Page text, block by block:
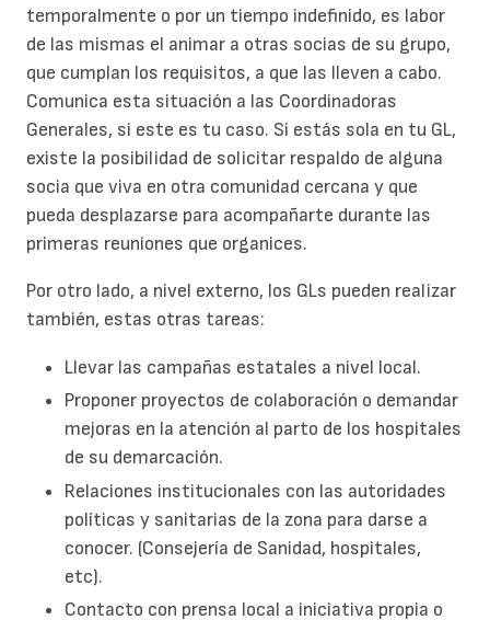
temporalmente o por un tiempo indefinido, es labor
de las mismas el animar a otras socias de su grupo,
que cumplan los requisitos, a que las lleven a cabo.
Comunica esta situación a las Coordinadoras
Generales, si este es tu caso. Si estás sola en tu GL,
existe la posibilidad de solicitar respaldo de alguna
socia que viva en otra comunidad cercana y que
pueda desplazarse para acompañarte durante las
primeras reuniones que organices.
Por otro lado, a nivel externo, los GLs pueden realizar
también, estas otras tareas:
Llevar las campañas estatales a nivel local.
Proponer proyectos de colaboración o demandar
mejoras en la atención al parto de los hospitales
de su demarcación.
Relaciones institucionales con las autoridades
políticas y sanitarias de la zona para darse a
conocer. (Consejería de Sanidad, hospitales,
etc).
Contacto con prensa local a iniciativa propia o